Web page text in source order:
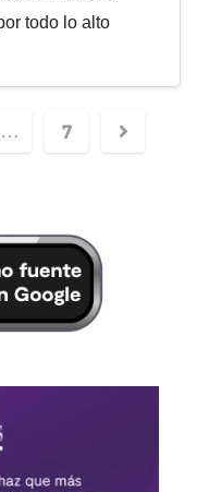
todo lo alto
… 7